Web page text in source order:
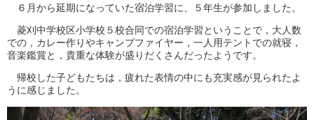
６月から延期になっていた宿泊学習に、５年生が参加しました。
菱刈中学校区小学校５校合同での宿泊学習ということで，大人数
での，カレー作りやキャンプファイヤー，一人用テントでの就寝，
音楽鑑賞と，貴重な体験が盛りだくさんだったようです。
帰校した子どもたちは，疲れた表情の中にも充実感が見られたよ
うに感じました。